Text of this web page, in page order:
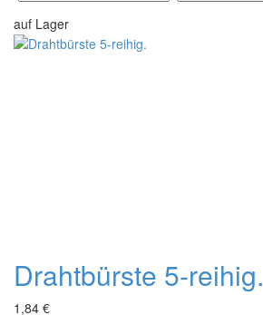
auf Lager
Drahtbürste 5-reihig.
1,84 €